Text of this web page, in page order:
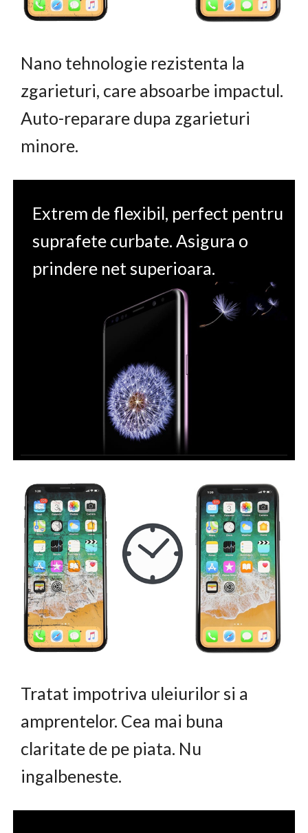
Nano tehnologie rezistenta la
zgarieturi, care absoarbe impactul.
Auto-reparare dupa zgarieturi
minore.
Extrem de flexibil, perfect pentru
suprafete curbate. Asigura o
prindere net superioara.
Tratat impotriva uleiurilor si a
amprentelor. Cea mai buna
claritate de pe piata. Nu
ingalbeneste.